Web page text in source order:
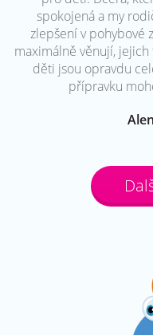
spokojená a my
zlepšení v pohybové
maximálně věnují, jejich
děti jsou opravdu
přípravku